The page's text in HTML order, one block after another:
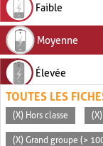
Faible
Moyenne
Élevée
TOUTES LES
(X) Hors classe
(X) Grand groupe (>